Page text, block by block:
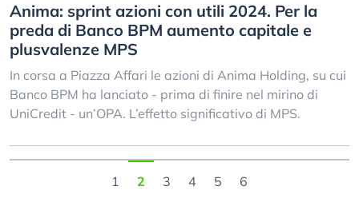
Anima: sprint azioni con utili 2024. Per la
preda di Banco BPM aumento capitale e
plusvalenze MPS
In corsa a Piazza Affari le azioni di Anima Holding, su cui
Banco BPM ha lanciato - prima di finire nel mirino di
UniCredit - un’OPA. L’effetto significativo di MPS.
1 2 3 4 5 6